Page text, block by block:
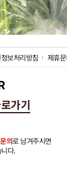
보처리방침 제휴
가기
의로 남겨주시면
다.